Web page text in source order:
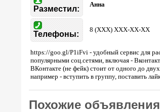
Разместил:
Анна
Телефоны:
8 (XXX) XXX-XX-XX
https://goo.gl/P1iFvi - удобный сервис для
популярными соц.сетями, включая -
ВКонтакте (не фейк) стоит от одного до
например - вступить в группу, поставить
Похожие объявления